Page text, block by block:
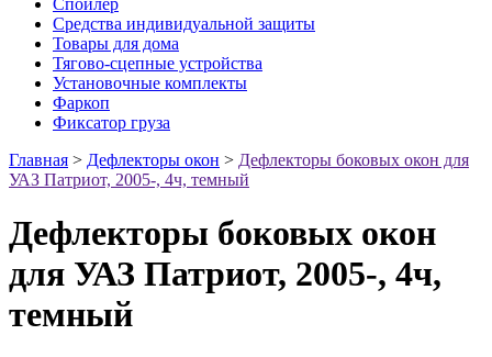
Спойлер
Средства индивидуальной защиты
Товары для дома
Тягово-сцепные устройства
Установочные комплекты
Фаркоп
Фиксатор груза
Главная > Дефлекторы окон > Дефлекторы боковых окон для
УАЗ Патриот, 2005-, 4ч, темный
Дефлекторы боковых окон
для УАЗ Патриот, 2005-, 4ч,
темный